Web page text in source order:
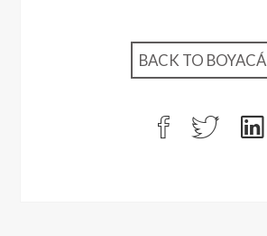
BACK TO BOYACÁ